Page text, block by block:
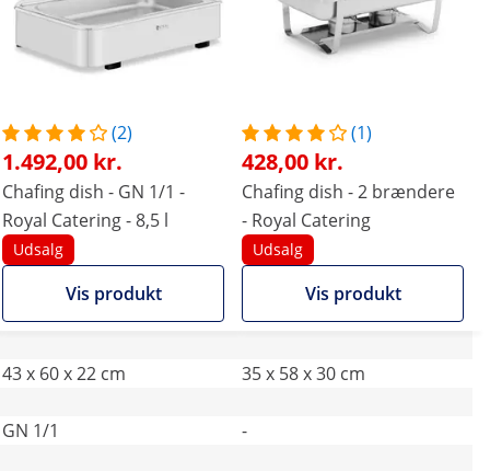
(2)
1.492,00 kr.
Chafing dish - GN 1/1 -
Royal Catering - 8,5 l
Udsalg
Vis produkt
(1)
428,00 kr.
Chafing dish - 2 brændere
- Royal Catering
Udsalg
Vis produkt
43 x 60 x 22 cm
35 x 58 x 30 cm
GN 1/1
-